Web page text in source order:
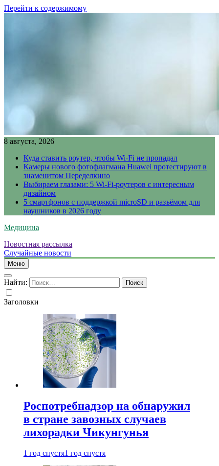
Перейти к содержимому
8 августа, 2026
Куда ставить роутер, чтобы Wi-Fi не пропадал
Камеры нового фотофлагмана Huawei протестируют в
знаменитом Переделкино
Выбираем глазами: 5 Wi-Fi-роутеров с интересным
дизайном
5 смартфонов с поддержкой microSD и разъёмом для
наушников в 2026 году
Медицина
Новостная рассылка
Случайные новости
Меню
Найти:
Заголовки
Роспотребнадзор на обнаружил
в стране завозных случаев
лихорадки Чикунгунья
1 год спустя1 год спустя